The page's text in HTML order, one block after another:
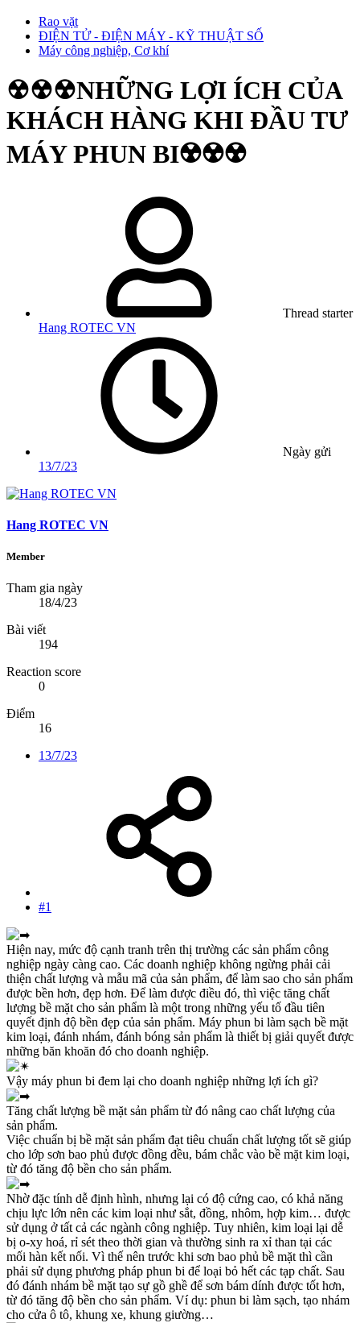
Rao vặt
ĐIỆN TỬ - ĐIỆN MÁY - KỸ THUẬT SỐ
Máy công nghiệp, Cơ khí
☢☢☢NHỮNG LỢI ÍCH CỦA
KHÁCH HÀNG KHI ĐẦU TƯ
MÁY PHUN BI☢️☢️☢️
Thread starter
Hang ROTEC VN
Ngày gửi
13/7/23
Hang ROTEC VN
Member
Tham gia ngày
18/4/23
Bài viết
194
Reaction score
0
Điểm
16
13/7/23
#1
Hiện nay, mức độ cạnh tranh trên thị trường các sản phẩm công
nghiệp ngày càng cao. Các doanh nghiệp không ngừng phải cải
thiện chất lượng và mẫu mã của sản phẩm, để làm sao cho sản phẩm
được bền hơn, đẹp hơn. Để làm được điều đó, thì việc tăng chất
lượng bề mặt cho sản phẩm là một trong những yếu tố đầu tiên
quyết định độ bền đẹp của sản phẩm. Máy phun bi làm sạch bề mặt
kim loại, đánh nhám, đánh bóng sản phẩm là thiết bị giải quyết được
những băn khoăn đó cho doanh nghiệp.
Vậy máy phun bi đem lại cho doanh nghiệp những lợi ích gì?
Tăng chất lượng bề mặt sản phẩm từ đó nâng cao chất lượng của
sản phẩm.
Việc chuẩn bị bề mặt sản phẩm đạt tiêu chuẩn chất lượng tốt sẽ giúp
cho lớp sơn bao phủ được đồng đều, bám chắc vào bề mặt kim loại,
từ đó tăng độ bền cho sản phẩm.
Nhờ đặc tính dễ định hình, nhưng lại có độ cứng cao, có khả năng
chịu lực lớn nên các kim loại như sắt, đồng, nhôm, hợp kim… được
sử dụng ở tất cả các ngành công nghiệp. Tuy nhiên, kim loại lại dễ
bị o-xy hoá, rỉ sét theo thời gian và thường sinh ra xỉ than tại các
mối hàn kết nối. Vì thế nên trước khi sơn bao phủ bề mặt thì cần
phải sử dụng phương pháp phun bi để loại bỏ hết các tạp chất. Sau
đó đánh nhám bề mặt tạo sự gồ ghề để sơn bám dính được tốt hơn,
từ đó tăng độ bền cho sản phẩm. Ví dụ: phun bi làm sạch, tạo nhám
cho cửa ô tô, khung xe, khung giường…